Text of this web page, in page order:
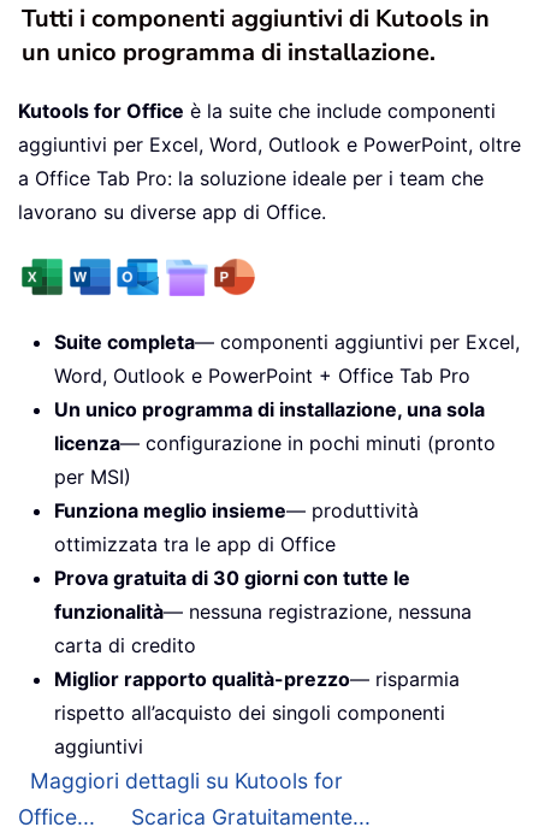
Tutti i componenti aggiuntivi di Kutools in
un unico programma di installazione.
Kutools for Office è la suite che include componenti
aggiuntivi per Excel, Word, Outlook e PowerPoint, oltre
a Office Tab Pro: la soluzione ideale per i team che
lavorano su diverse app di Office.
Suite completa— componenti aggiuntivi per Excel,
Word, Outlook e PowerPoint + Office Tab Pro
Un unico programma di installazione, una sola
licenza— configurazione in pochi minuti (pronto
per MSI)
Funziona meglio insieme— produttività
ottimizzata tra le app di Office
Prova gratuita di 30 giorni con tutte le
funzionalità— nessuna registrazione, nessuna
carta di credito
Miglior rapporto qualità-prezzo— risparmia
rispetto all’acquisto dei singoli componenti
aggiuntivi
Maggiori dettagli su Kutools for
Office...
Scarica Gratuitamente...